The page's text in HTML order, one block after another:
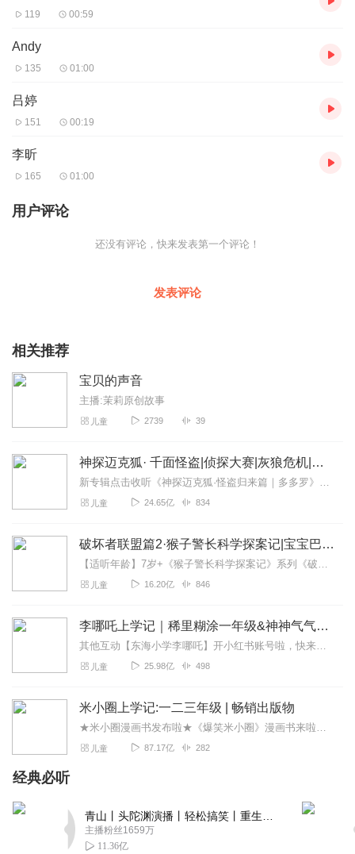
119 00:59
Andy
135 01:00
吕婷
151 00:19
李昕
165 01:00
用户评论
还没有评论，快来发表第一个评论！
发表评论
相关推荐
宝贝的声音
主播:茉莉原创故事
儿童 2739 39
神探迈克狐· 千面怪盗|侦探大赛|灰狼危机|多多罗
新专辑点击收听《神探迈克狐·怪盗归来篇｜多多罗》！！！>>>点击进入主播橱窗购买《神探迈克狐》系列图书吧!<<<多多罗故事【点击前往】收听多多罗其他好玩有趣的故...
儿童 24.65亿 834
破坏者联盟篇2·猴子警长科学探案记|宝宝巴士故事
【适听年龄】7岁+《猴子警长科学探案记》系列《破坏者联盟篇1·猴子警长科学探案记》>>>《破坏者联盟篇2·猴子警长科学探案记》>>>《破坏者联盟篇3·猴子警长科...
儿童 16.20亿 846
李哪吒上学记｜稀里糊涂一年级&神神气气二年级
其他互动【东海小学李哪吒】开小红书账号啦，快来关注和李哪吒成为好朋友！有机会免费领儿童会员、官方周边！【点击加入】东海小学广播站圈子，更多互动！李哪吒全新冒险番...
儿童 25.98亿 498
米小圈上学记:一二三年级 | 畅销出版物
★米小圈漫画书发布啦★《爆笑米小圈》漫画书来啦《米小圈上学记》一二三年级正版广播剧！《米小圈上学记》系列是儿童作家北猫最新创作的儿童小说系列，作品诙谐幽默、好...
儿童 87.17亿 282
经典必听
主播粉丝1659万
11.36亿